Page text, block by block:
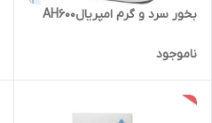
بخور سرد و گرم امپریالAH600
ناموجود